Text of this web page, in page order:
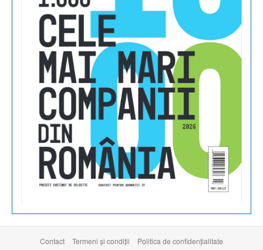
Contact Termeni şi condiţii Politica de confidențialitate